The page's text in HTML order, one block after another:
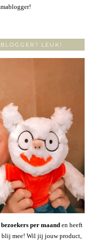
LEUK!
per maanden heeft
blij mee! Wil jij jouw product,